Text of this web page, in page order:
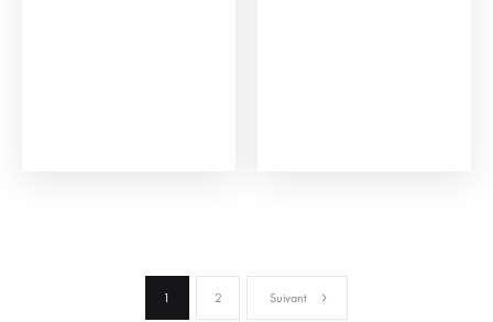
1 2 Suivant